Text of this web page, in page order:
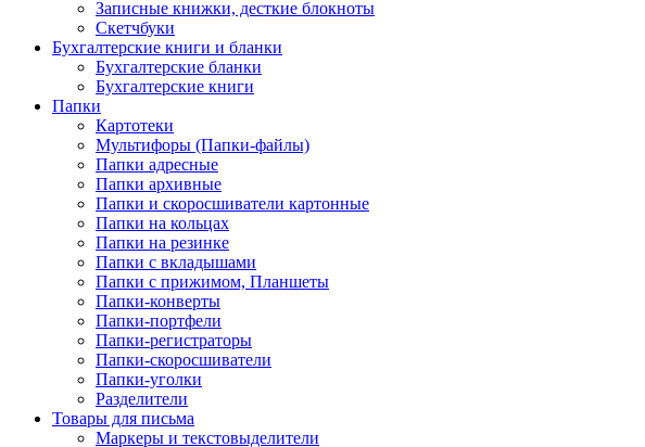
Записные книжки, десткие блокноты
Скетчбуки
Бухгалтерские книги и бланки
Бухгалтерские бланки
Бухгалтерские книги
Папки
Картотеки
Мультифоры (Папки-файлы)
Папки адресные
Папки архивные
Папки и скоросшиватели картонные
Папки на кольцах
Папки на резинке
Папки с вкладышами
Папки с прижимом, Планшеты
Папки-конверты
Папки-портфели
Папки-регистраторы
Папки-скоросшиватели
Папки-уголки
Разделители
Товары для письма
Маркеры и текстовыделители